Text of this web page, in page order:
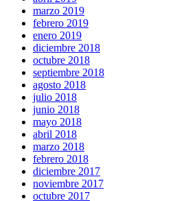
marzo 2019
febrero 2019
enero 2019
diciembre 2018
octubre 2018
septiembre 2018
agosto 2018
julio 2018
junio 2018
mayo 2018
abril 2018
marzo 2018
febrero 2018
diciembre 2017
noviembre 2017
octubre 2017